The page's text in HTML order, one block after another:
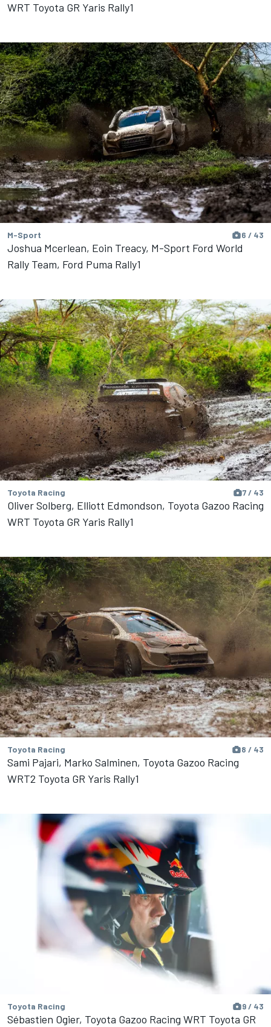
WRT Toyota GR Yaris Rally1
M-Sport 6 / 43
Joshua Mcerlean, Eoin Treacy, M-Sport Ford World
Rally Team, Ford Puma Rally1
Toyota Racing 7 / 43
Oliver Solberg, Elliott Edmondson, Toyota Gazoo Racing
WRT Toyota GR Yaris Rally1
Toyota Racing 8 / 43
Sami Pajari, Marko Salminen, Toyota Gazoo Racing
WRT2 Toyota GR Yaris Rally1
Toyota Racing 9 / 43
Sébastien Ogier, Toyota Gazoo Racing WRT Toyota GR